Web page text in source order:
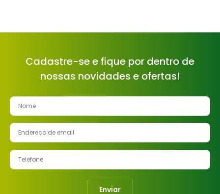
Cadastre-se e fique por dentro de
nossas novidades e ofertas!
Enviar